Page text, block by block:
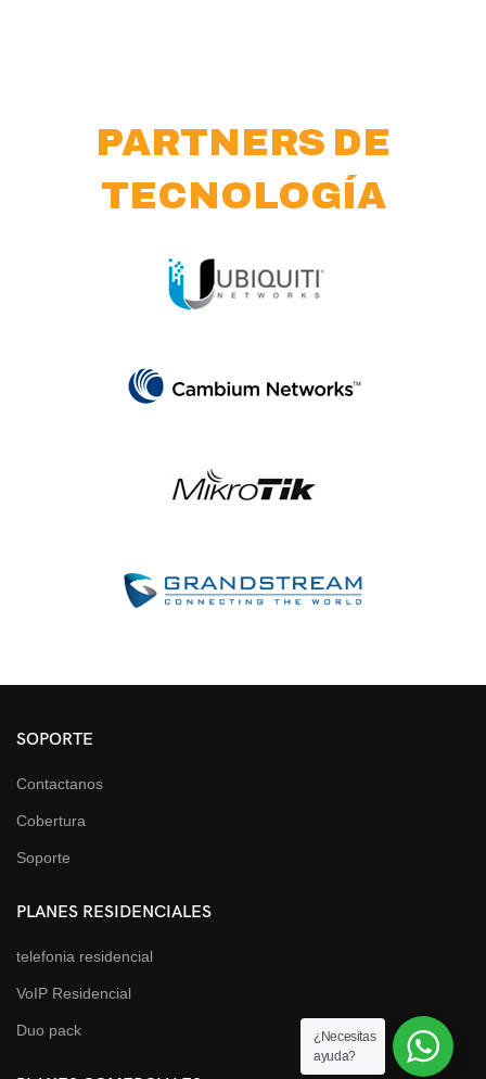
PARTNERS DE
TECNOLOGÍA
SOPORTE
Contactanos
Cobertura
Soporte
PLANES RESIDENCIALES
telefonia residencial
VoIP Residencial
Duo pack
¿Necesitas
ayuda?